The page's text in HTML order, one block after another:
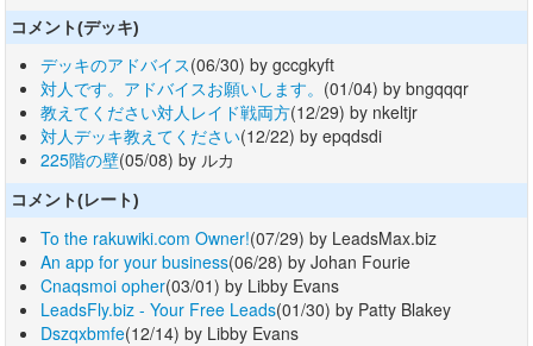
コメント(デッキ)
デッキのアドバイス(06/30) by gccgkyft
対人です。アドバイスお願いします。 (01/04) by bngqqqr
教えてください対人レイド戦両方(12/29) by nkeltjr
対人デッキ教えてください(12/22) by epqdsdi
225階の壁(05/08) by ルカ
コメント(レート)
To the rakuwiki.com Owner!(07/29) by LeadsMax.biz
An app for your business(06/28) by Johan Fourie
Cnaqsmoi opher(03/01) by Libby Evans
LeadsFly.biz - Your Free Leads(01/30) by Patty Blakey
Dszqxbmfe(12/14) by Libby Evans